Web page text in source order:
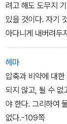
려고 해도 도무지
있을 것이다. 자기
아다니게 내버려
헤마
압축과 비약에 대
되지 않고, 될 수 없
야 한다. 그리하여
없다.-109쪽